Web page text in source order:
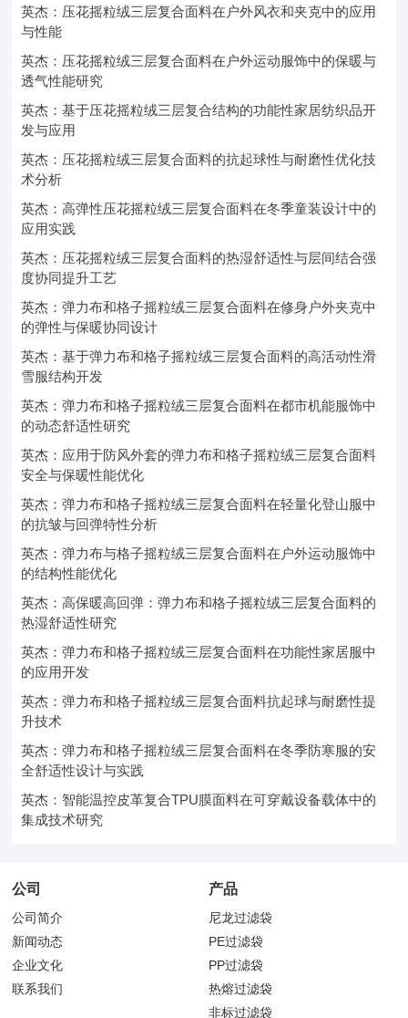
英杰：压花摇粒绒三层复合面料在户外风衣和夹克中的应用
与性能
英杰：压花摇粒绒三层复合面料在户外运动服饰中的保暖与
透气性能研究
英杰：基于压花摇粒绒三层复合结构的功能性家居纺织品开
发与应用
英杰：压花摇粒绒三层复合面料的抗起球性与耐磨性优化技
术分析
英杰：高弹性压花摇粒绒三层复合面料在冬季童装设计中的
应用实践
英杰：压花摇粒绒三层复合面料的热湿舒适性与层间结合强
度协同提升工艺
英杰：弹力布和格子摇粒绒三层复合面料在修身户外夹克中
的弹性与保暖协同设计
英杰：基于弹力布和格子摇粒绒三层复合面料的高活动性滑
雪服结构开发
英杰：弹力布和格子摇粒绒三层复合面料在都市机能服饰中
的动态舒适性研究
英杰：应用于防风外套的弹力布和格子摇粒绒三层复合面料
安全与保暖性能优化
英杰：弹力布和格子摇粒绒三层复合面料在轻量化登山服中
的抗皱与回弹特性分析
英杰：弹力布与格子摇粒绒三层复合面料在户外运动服饰中
的结构性能优化
英杰：高保暖高回弹：弹力布和格子摇粒绒三层复合面料的
热湿舒适性研究
英杰：弹力布和格子摇粒绒三层复合面料在功能性家居服中
的应用开发
英杰：弹力布和格子摇粒绒三层复合面料抗起球与耐磨性提
升技术
英杰：弹力布和格子摇粒绒三层复合面料在冬季防寒服的安
全舒适性设计与实践
英杰：智能温控皮革复合TPU膜面料在可穿戴设备载体中的
集成技术研究
公司
公司简介
新闻动态
企业文化
联系我们
产品
尼龙过滤袋
PE过滤袋
PP过滤袋
热熔过滤袋
非标过滤袋